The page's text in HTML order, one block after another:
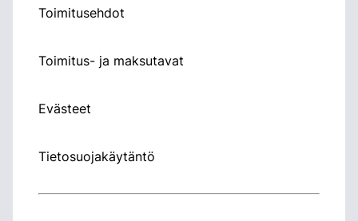
Toimitusehdot
Toimitus- ja maksutavat
Evästeet
Tietosuojakäytäntö